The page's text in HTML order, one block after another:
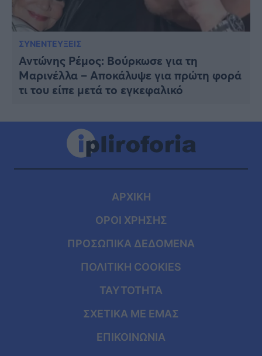
ΣΥΝΕΝΤΕΥΞΕΙΣ
Αντώνης Ρέμος: Βούρκωσε για τη
Μαρινέλλα – Αποκάλυψε για πρώτη φορά
τι του είπε μετά το εγκεφαλικό
ΑΡΧΙΚΗ
ΟΡΟΙ ΧΡΗΣΗΣ
ΠΡΟΣΩΠΙΚΑ ΔΕΔΟΜΕΝΑ
ΠΟΛΙΤΙΚΗ COOKIES
ΤΑΥΤΟΤΗΤΑ
ΣΧΕΤΙΚΑ ΜΕ ΕΜΑΣ
ΕΠΙΚΟΙΝΩΝΙΑ